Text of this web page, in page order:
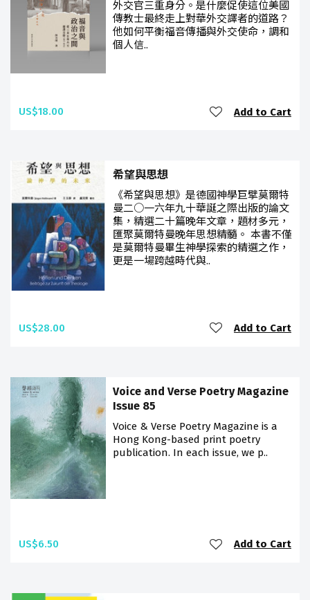
外交官三重身分。是什麼促使這位美國
傳教士最終走上對華外交譯者的道路？
他如何平衡福音傳播與外交使命，調和
個人信..
US$18.00 Add to Cart
希望與思想
《希望與思想》是德國神學巨擘莫爾特
曼二○一六年九十華誕之際出版的論文
集，精選二十篇晚年文章，題材多元，
匯聚莫爾特曼晚年思想精髓。 本書不僅
是莫爾特曼畢生神學探索的精選之作，
更是一場跨越時代與..
US$28.00 Add to Cart
Voice and Verse Poetry Magazine
Issue 85
Voice & Verse Poetry Magazine is a
Hong Kong-based print poetry
publication. In each issue, we p..
US$6.50 Add to Cart